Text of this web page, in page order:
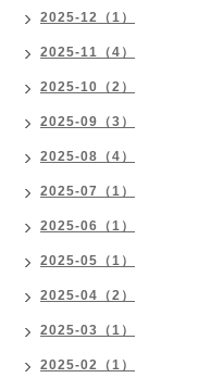
2025-12（1）
2025-11（4）
2025-10（2）
2025-09（3）
2025-08（4）
2025-07（1）
2025-06（1）
2025-05（1）
2025-04（2）
2025-03（1）
2025-02（1）